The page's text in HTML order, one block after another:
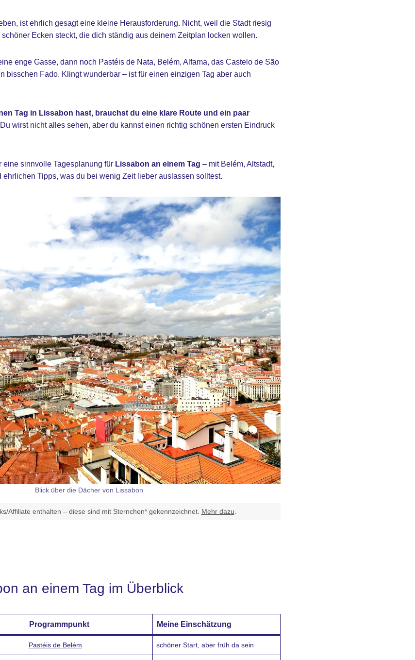
ist ehrlich gesagt eine kleine Herausforderung. Nicht, weil die Stadt riesig
Ecken steckt, die dich ständig aus deinem Zeitplan locken wollen.
enge Gasse, dann noch Pastéis de Nata, Belém, Alfama, das Castelo de São
bisschen Fado. Klingt wunderbar – ist für einen einzigen Tag aber auch
Tag in Lissabon hast, brauchst du eine klare Route und ein paar
wirst nicht alles sehen, aber du kannst einen richtig schönen ersten Eindruck
eine sinnvolle Tagesplanung für Lissabon an einem Tag – mit Belém, Altstadt,
ehrlichen Tipps, was du bei wenig Zeit lieber auslassen solltest.
Blick über die Dächer von Lissabon
Affiliate enthalten – diese sind mit Sternchen* gekennzeichnet. Mehr dazu.
an einem Tag im Überblick
Programmpunkt Meine Einschätzung
Pastéis de Belém schöner Start, aber früh da sein